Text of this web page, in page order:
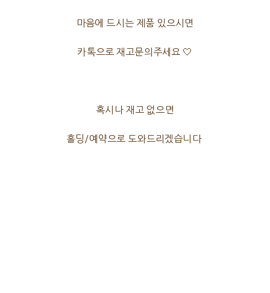
마음에 드시는 제품 있으시면
카톡으로 재고문의주세요 🤍
혹시나 재고 없으면
홀딩/예약으로 도와드리겠습니다